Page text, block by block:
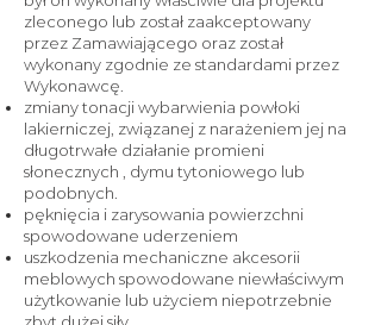
zleconego lub został zaakceptowany
przez Zamawiającego oraz został
wykonany zgodnie ze standardami przez
Wykonawcę.
zmiany tonacji wybarwienia powłoki
lakierniczej, związanej z narażeniem jej na
długotrwałe działanie promieni
słonecznych , dymu tytoniowego lub
podobnych.
pęknięcia i zarysowania powierzchni
spowodowane uderzeniem
uszkodzenia mechaniczne akcesorii
meblowych spowodowane niewłaściwym
użytkowanie lub użyciem niepotrzebnie